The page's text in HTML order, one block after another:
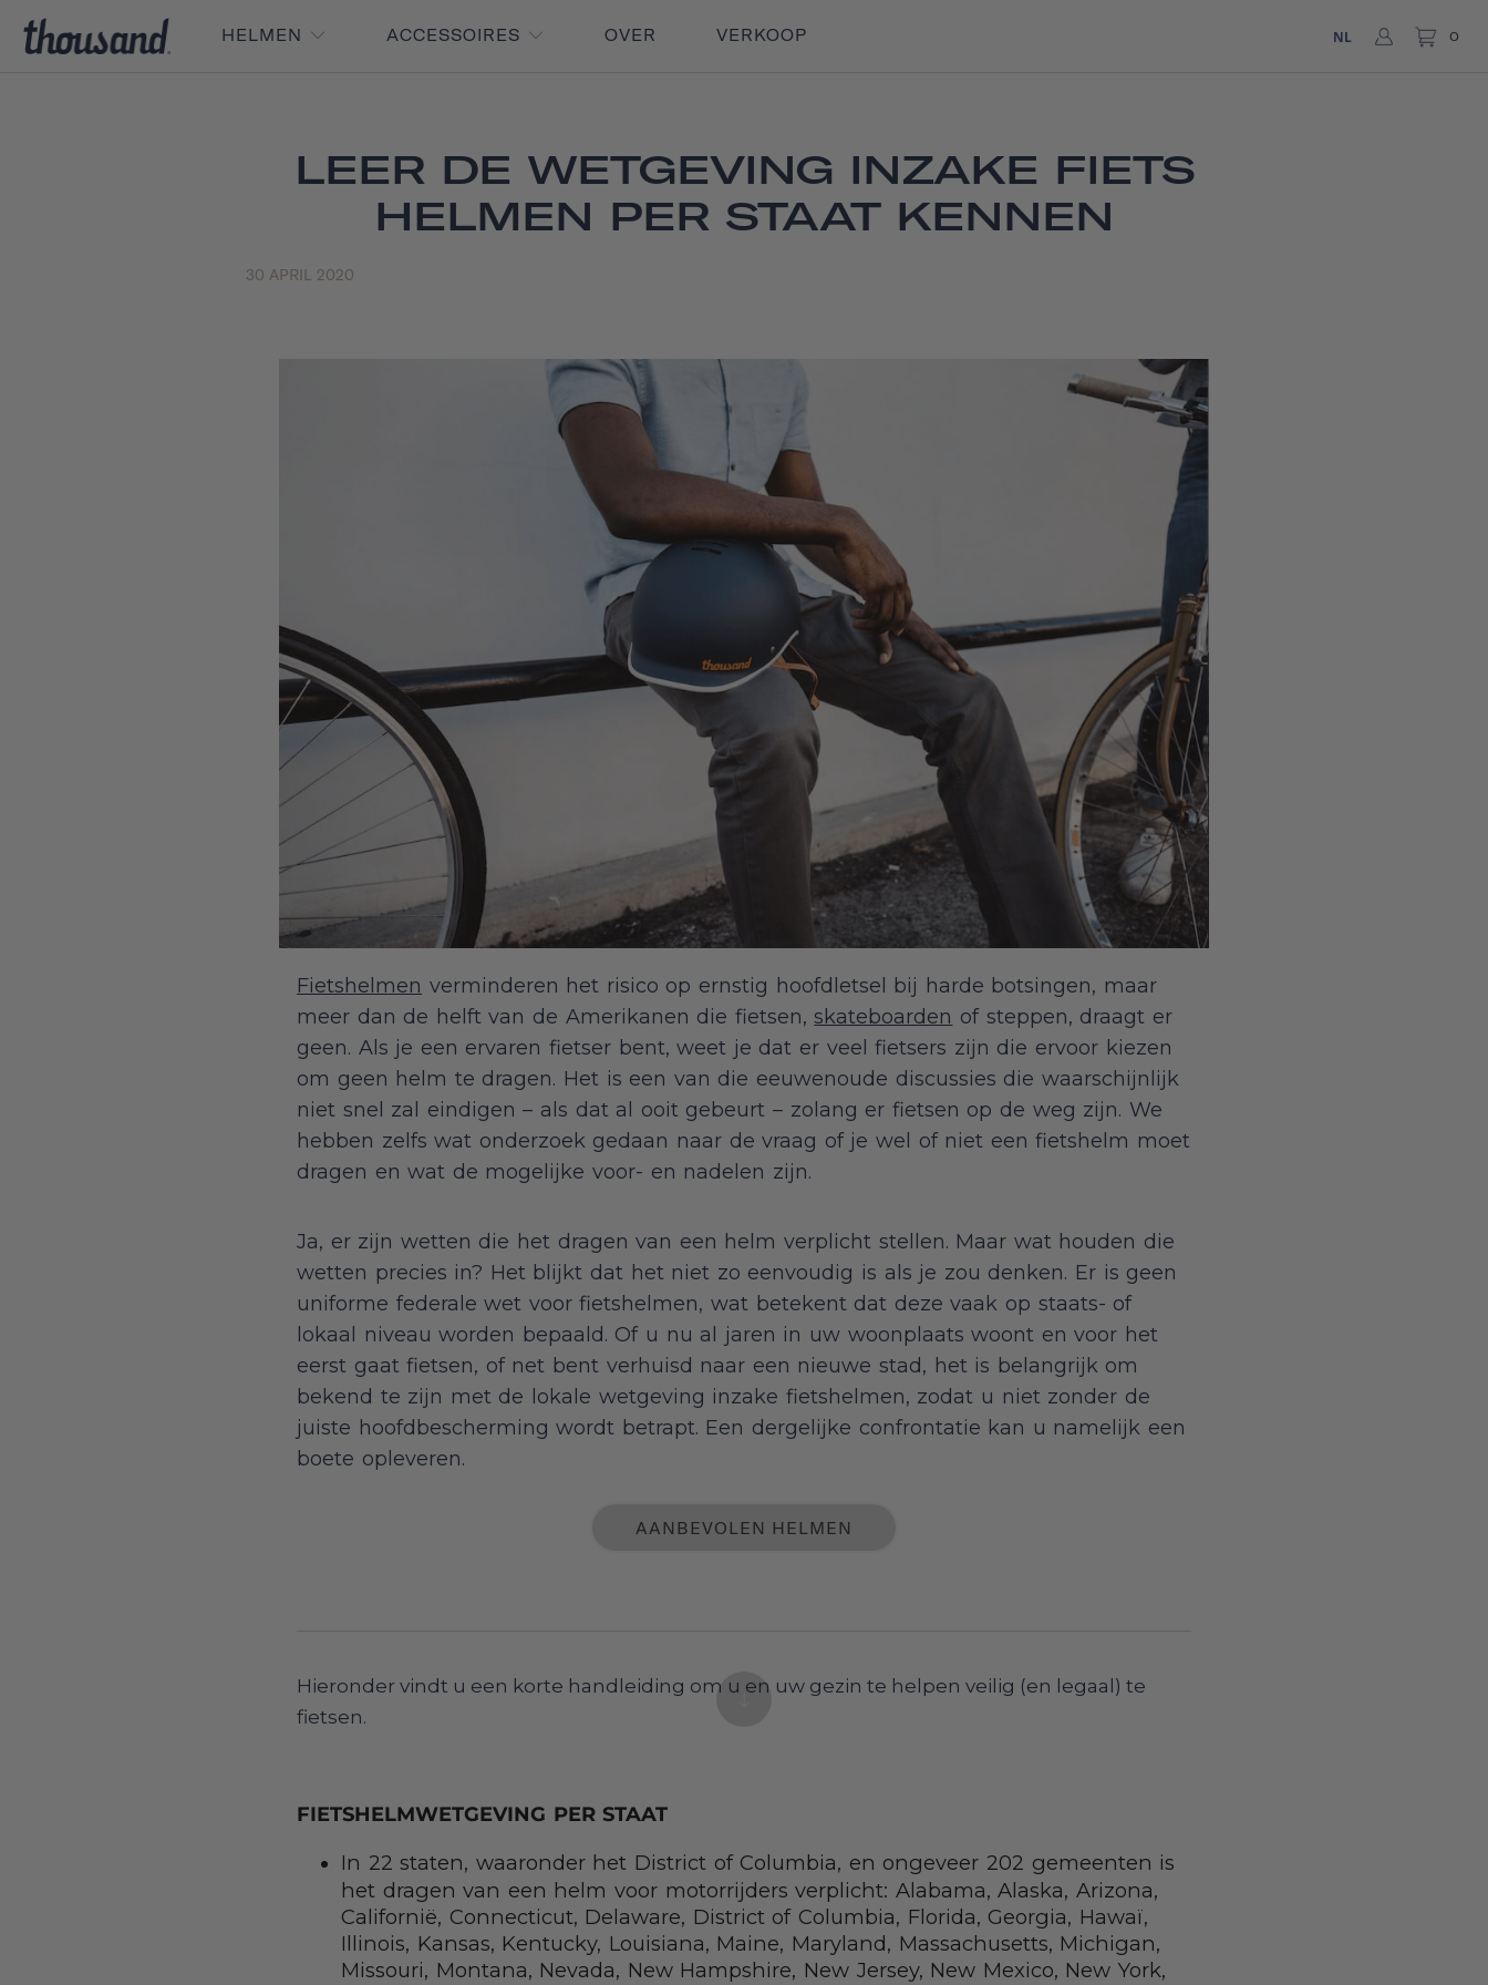
HELMEN ACCESSOIRES OVER VERKOOP NL 0
LEER DE WETGEVING INZAKE FIETS
HELMEN PER STAAT KENNEN
30 APRIL 2020
Fietshelmen verminderen het risico op ernstig hoofdletsel bij harde botsingen, maar
meer dan de helft van de Amerikanen die fietsen,skateboarden of steppen, draagt er
geen. Als je een ervaren fietser bent, weet je dat er veel fietsers zijn die ervoor kiezen
om geen helm te dragen. Het is een van die eeuwenoude discussies die waarschijnlijk
niet snel zal eindigen – als dat al ooit gebeurt – zolang er fietsen op de weg zijn. We
hebben zelfs wat onderzoek gedaan naar de vraag of je wel of niet een fietshelm moet
dragen en wat de mogelijke voor- en nadelen zijn.
Ja, er zijn wetten die het dragen van een helm verplicht stellen. Maar wat houden die
wetten precies in? Het blijkt dat het niet zo eenvoudig is als je zou denken. Er is geen
uniforme federale wet voor fietshelmen, wat betekent dat deze vaak op staats- of
lokaal niveau worden bepaald. Of u nu al jaren in uw woonplaats woont en voor het
eerst gaat fietsen, of net bent verhuisd naar een nieuwe stad, het is belangrijk om
bekend te zijn met de lokale wetgeving inzake fietshelmen, zodat u niet zonder de
juiste hoofdbescherming wordt betrapt. Een dergelijke confrontatie kan u namelijk een
boete opleveren.
AANBEVOLEN HELMEN
Hieronder vindt u een korte handleiding om u en uw gezin te helpen veilig (en legaal) te
fietsen.
FIETSHELMWETGEVING PER STAAT
In 22 staten, waaronder het District of Columbia, en ongeveer 202 gemeenten is
het dragen van een helm voor motorrijders verplicht: Alabama, Alaska, Arizona,
Californië, Connecticut, Delaware, District of Columbia, Florida, Georgia, Hawaï,
Illinois, Kansas, Kentucky, Louisiana, Maine, Maryland, Massachusetts, Michigan,
Missouri, Montana, Nevada, New Hampshire, New Jersey, New Mexico, New York,